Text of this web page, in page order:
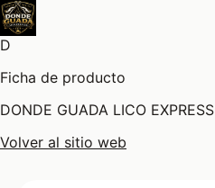
D
Ficha de producto
DONDE GUADA LICO EXPRESS
Volver al sitio web